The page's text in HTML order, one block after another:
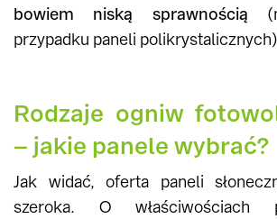
bowiem niską sprawnością
przypadku paneli
Rodzaje ogniw
– jakie panele wybrać?
Jak widać, oferta paneli
szeroka. O właściwościach